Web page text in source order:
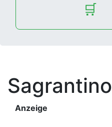
🛒
Sagrantino
Anzeige